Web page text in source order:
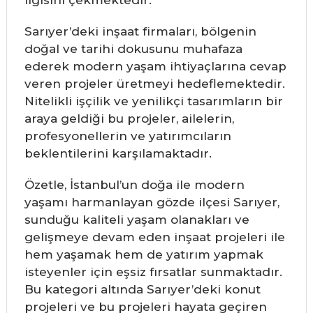
Sarıyer’deki inşaat firmaları, bölgenin
doğal ve tarihi dokusunu muhafaza
ederek modern yaşam ihtiyaçlarına cevap
veren projeler üretmeyi hedeflemektedir.
Nitelikli işçilik ve yenilikçi tasarımların bir
araya geldiği bu projeler, ailelerin,
profesyonellerin ve yatırımcıların
beklentilerini karşılamaktadır.
Özetle, İstanbul’un doğa ile modern
yaşamı harmanlayan gözde ilçesi Sarıyer,
sunduğu kaliteli yaşam olanakları ve
gelişmeye devam eden inşaat projeleri ile
hem yaşamak hem de yatırım yapmak
isteyenler için eşsiz fırsatlar sunmaktadır.
Bu kategori altında Sarıyer’deki konut
projeleri ve bu projeleri hayata geçiren